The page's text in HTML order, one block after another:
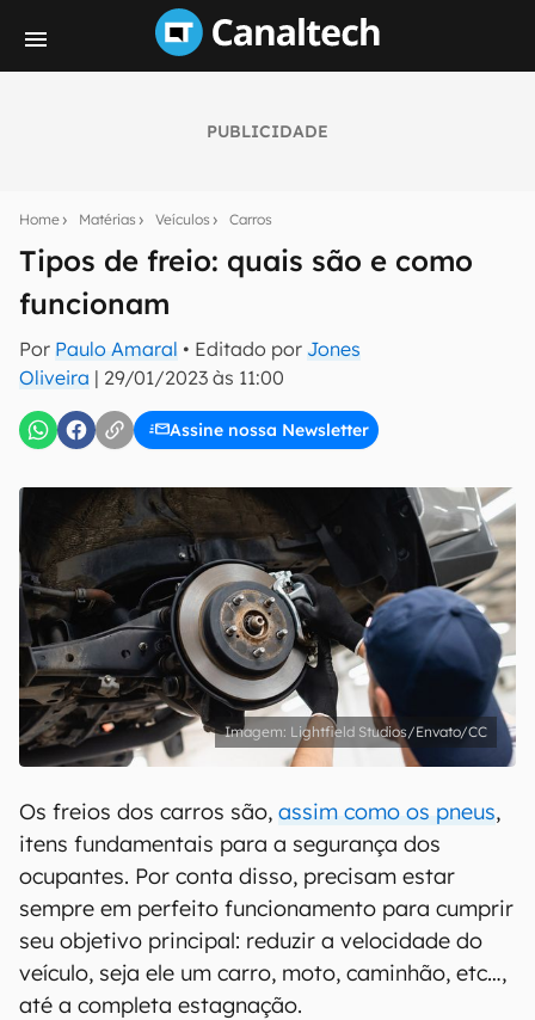
PUBLICIDADE
Home Matérias Veículos Carros
Tipos de freio: quais são e como
funcionam
Por Paulo Amaral • Editado por Jones
Oliveira | 29/01/2023 às 11:00
Assine nossa Newsletter
notícias e reviews sobre tecnologia em primeira
E-mail
Uso e Política de Privacidade do Canaltech.
Lightfield Studios/Envato/CC
Os freios dos carros são, assim como os pneus,
itens fundamentais para a segurança dos
ocupantes. Por conta disso, precisam estar
sempre em perfeito funcionamento para cumprir
seu objetivo principal: reduzir a velocidade do
veículo, seja ele um carro, moto, caminhão, etc…,
até a completa estagnação.